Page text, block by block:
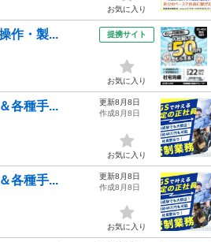
お気に入り
作・製... 提携サイト
お気に入り
各種手...
更新8月8日
作成8月8日
お気に入り
各種手...
更新8月8日
作成8月8日
お気に入り